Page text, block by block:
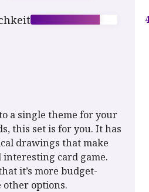
a single theme for your
this set is for you. It has
drawings that make
card game.
it’s more budget-
options.